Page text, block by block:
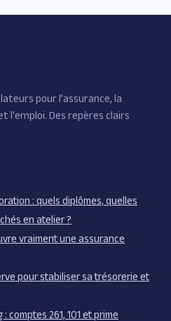
pour l'assurance, la
l'emploi. Des repères clairs
: quels diplômes, quelles
en atelier ?
vraiment une assurance
pour stabiliser sa trésorerie et
comptes 261, 101 et prime